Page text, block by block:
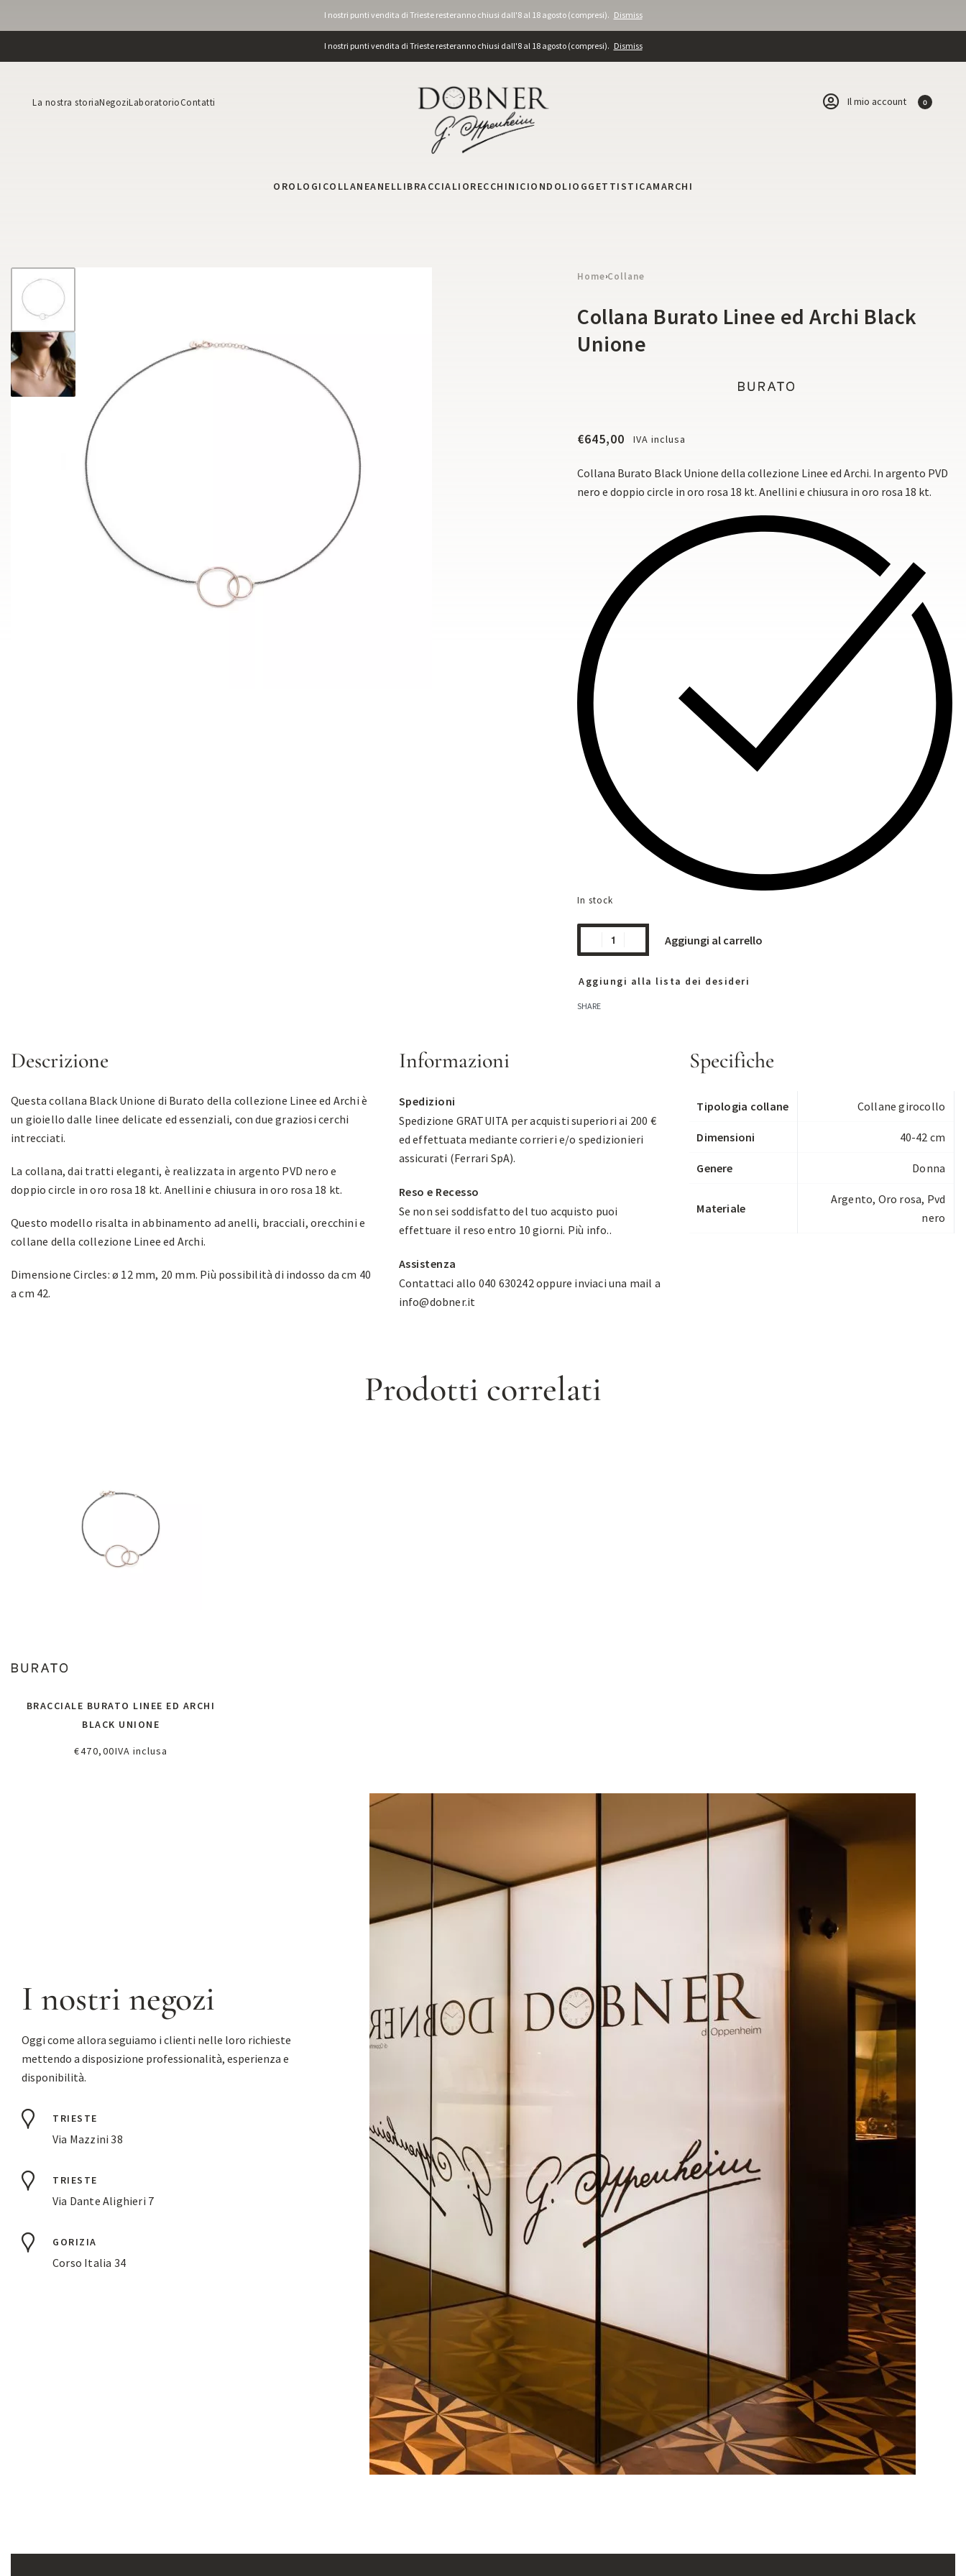
I nostri punti vendita di Trieste resteranno chiusi dall'8 al 18 agosto (compresi). Dismiss
I nostri punti vendita di Trieste resteranno chiusi dall'8 al 18 agosto (compresi). Dismiss
La nostra storiaNegoziLaboratorioContatti Il mio account 0
OROLOGI COLLANEANELLIBRACCIALI ORECCHINICIONDOLIOGGETTISTICAMARCHI
Home›Collane
Collana Burato Linee ed Archi Black
Unione
€645,00 IVA inclusa
Collana Burato Black Unione della collezione Linee ed Archi. In argento PVD
nero e doppio circle in oro rosa 18 kt. Anellini e chiusura in oro rosa 18 kt.
In stock
Aggiungi al carrello
Aggiungi alla lista dei desideri
SHARE
Descrizione
Questa collana Black Unione di Burato della collezione Linee ed Archi è
un gioiello dalle linee delicate ed essenziali, con due graziosi cerchi
intrecciati.
La collana, dai tratti eleganti, è realizzata in argento PVD nero e
doppio circle in oro rosa 18 kt. Anellini e chiusura in oro rosa 18 kt.
Questo modello risalta in abbinamento ad anelli, bracciali, orecchini e
collane della collezione Linee ed Archi.
Dimensione Circles: ø 12 mm, 20 mm. Più possibilità di indosso da cm 40
a cm 42.
Informazioni
Spedizioni
Spedizione GRATUITA per acquisti superiori ai 200 €
ed effettuata mediante corrieri e/o spedizionieri
assicurati (Ferrari SpA).
Reso e Recesso
Se non sei soddisfatto del tuo acquisto puoi
effettuare il reso entro 10 giorni. Più info..
Assistenza
Contattaci allo 040 630242 oppure inviaci una mail a
info@dobner.it
Specifiche
Tipologia collane Collane girocollo
Dimensioni 40-42 cm
Genere Donna
Materiale
Argento, Oro rosa, Pvd
nero
Prodotti correlati
BRACCIALE BURATO LINEE ED ARCHI
BLACK UNIONE
€470,00IVA inclusa
I nostri negozi
Oggi come allora seguiamo i clienti nelle loro richieste
mettendo a disposizione professionalità, esperienza e
disponibilità.
TRIESTE
Via Mazzini 38
TRIESTE
Via Dante Alighieri 7
GORIZIA
Corso Italia 34